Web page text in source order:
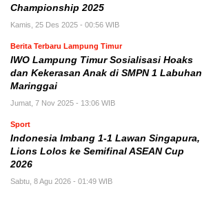
Championship 2025
Kamis, 25 Des 2025 - 00:56 WIB
Berita Terbaru Lampung Timur
IWO Lampung Timur Sosialisasi Hoaks
dan Kekerasan Anak di SMPN 1 Labuhan
Maringgai
Jumat, 7 Nov 2025 - 13:06 WIB
Sport
Indonesia Imbang 1-1 Lawan Singapura,
Lions Lolos ke Semifinal ASEAN Cup
2026
Sabtu, 8 Agu 2026 - 01:49 WIB